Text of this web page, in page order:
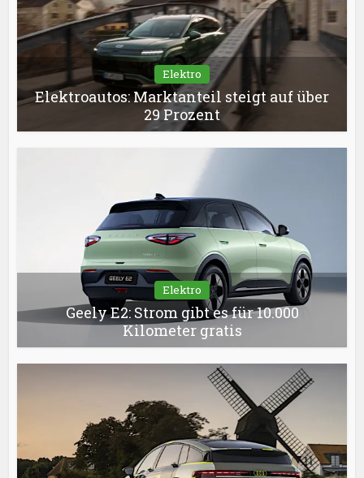
Elektro
Elektroautos: Marktanteil steigt auf über
29 Prozent
Elektro
Geely E2: Strom gibt es für 10.000
Kilometer gratis